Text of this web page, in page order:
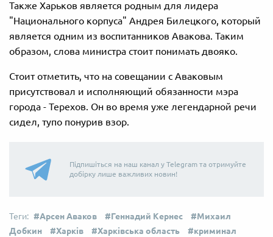
Также Харьков является родным для лидера
"Национального корпуса" Андрея Билецкого, который
является одним из воспитанников Авакова. Таким
образом, слова министра стоит понимать двояко.
Стоит отметить, что на совещании с Аваковым
присутствовал и исполняющий обязанности мэра
города - Терехов. Он во время уже легендарной речи
сидел, тупо понурив взор.
Підпишіться на наш канал у Telegram та отримуйте
добірку лише важливих новин!
Арсен Аваков Геннадий Кернес
Михаил
Добкин
Харків Харківська область
криминал